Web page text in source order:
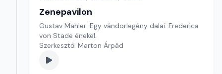
Zenepavilon
Gustav Mahler: Egy vándorlegény dalai. Frederica
von Stade énekel.
Szerkesztő: Marton Árpád